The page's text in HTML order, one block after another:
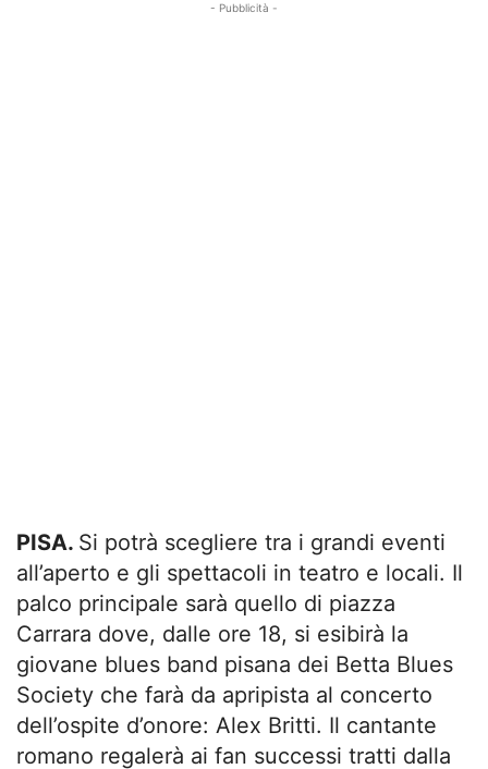
- Pubblicità -
PISA. Si potrà scegliere tra i grandi eventi
all’aperto e gli spettacoli in teatro e locali. Il
palco principale sarà quello di piazza
Carrara dove, dalle ore 18, si esibirà la
giovane blues band pisana dei Betta Blues
Society che farà da apripista al concerto
dell’ospite d’onore: Alex Britti. Il cantante
romano regalerà ai fan successi tratti dalla